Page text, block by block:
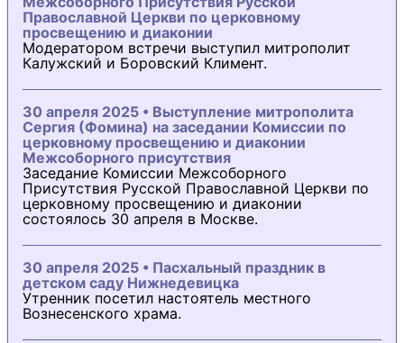
Православной Церкви по церковному
просвещению и диаконии
Модератором встречи выступил митрополит
Калужский и Боровский Климент.
30 апреля 2025 • Выступление митрополита
Сергия (Фомина) на заседании Комиссии по
церковному просвещению и диаконии
Межсоборного присутствия
Заседание Комиссии Межсоборного
Присутствия Русской Православной Церкви по
церковному просвещению и диаконии
состоялось 30 апреля в Москве.
30 апреля 2025 • Пасхальный праздник в
детском саду Нижнедевицка
Утренник посетил настоятель местного
Вознесенского храма.